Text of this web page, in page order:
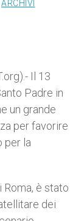
ARCHIVI
Il 13
Padre in
un grande
per favorire
per la
è stato
dei